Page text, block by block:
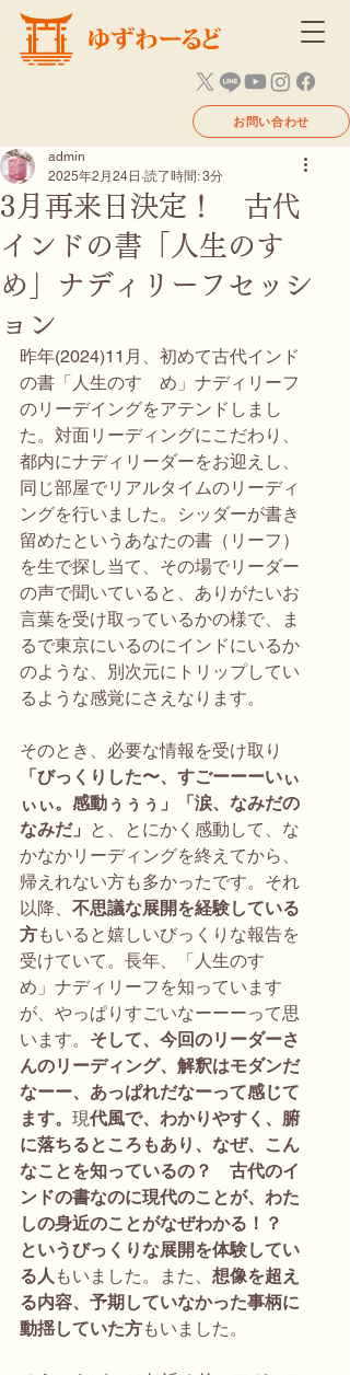
お問い合わせ
3月再来日決定！ 古代
インドの書「人生のすゝ
め」ナディリーフセッシ
ョン
admin
2025年2月24日 読了時間: 3分
昨年(2024)11月、初めて古代インド
の書「人生のすゝめ」ナディリーフ
のリーデイングをアテンドしまし
た。対面リーディングにこだわり、
都内にナディリーダーをお迎えし、
同じ部屋でリアルタイムのリーディ
ングを行いました。シッダーが書き
留めたというあなたの書（リーフ）
を生で探し当て、その場でリーダー
の声で聞いていると、ありがたいお
言葉を受け取っているかの様で、ま
るで東京にいるのにインドにいるか
のような、別次元にトリップしてい
るような感覚にさえなります。
そのとき、必要な情報を受け取り
「びっくりした〜、すごーーーいぃ
ぃぃ。感動ぅぅぅ」「涙、なみだの
なみだ」 と、とにかく感動して、な
かなかリーディングを終えてから、
帰えれない方も多かったです。それ
以降、 不思議な展開を経験している
方もいると嬉しいびっくりな報告を
受けていて。長年、「人生のすゝ
め」ナディリーフを知っています
が、やっぱりすごいなーーーって思
います。 そして、今回のリーダーさ
んのリーディング、解釈はモダンだ
なーー、あっぱれだなーって感じて
ます。 現代風で、わかりやすく、腑
に落ちるところもあり、なぜ、こん
なことを知っているの？　古代のイ
ンドの書なのに現代のことが、わた
しの身近のことがなぜわかる！？
というびっくりな展開を体験してい
る人 もいました。また、 想像を超え
る内容、予期していなかった事柄に
動揺していた方もいました。